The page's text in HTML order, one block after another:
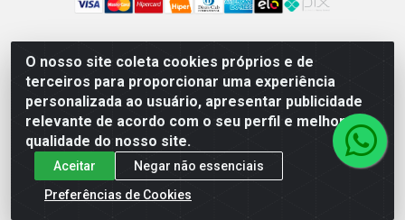
O nosso site coleta cookies próprios e de
terceiros para proporcionar uma experiência
personalizada ao usuário, apresentar publicidade
relevante de acordo com o seu perfil e melhorar a
qualidade do nosso site.
Aceitar
Negar não essenciais
Preferências de Cookies
NUTRY MAX COMÉRCIO DE PRODUTOS ALIMENTICIOS
LTDA - RUA DO FEIJÃO, 721 PENHA CIRCULAR/RJ -
CNPJ: 15.796.122/0001-03